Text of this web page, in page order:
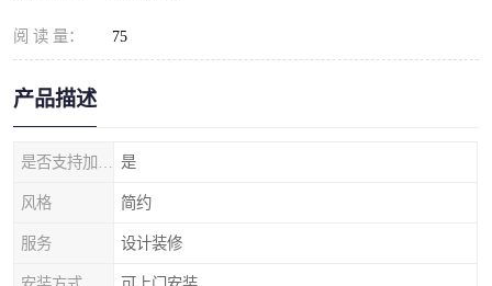
阅 读 量： 75
产品描述
是
风格 简约
服务 设计装修